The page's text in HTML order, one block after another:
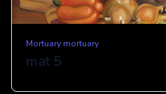
Mortuary mortuary
mat 5